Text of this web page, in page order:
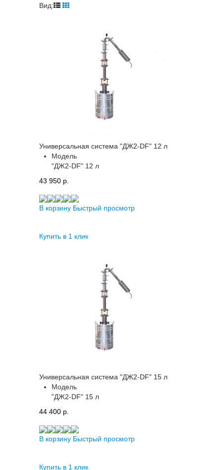
Вид:
Универсальная система "ДЖ2-DF" 12 л
Модель
"ДЖ2-DF" 12 л
43 950 p.
В корзину Быстрый просмотр
Купить в 1 клик
Универсальная система "ДЖ2-DF" 15 л
Модель
"ДЖ2-DF" 15 л
44 400 p.
В корзину Быстрый просмотр
Купить в 1 клик